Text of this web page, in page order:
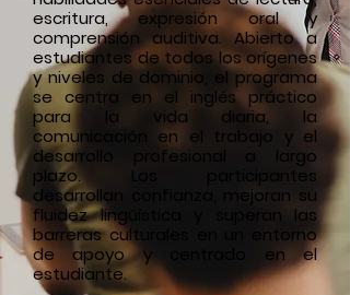
escritura, expresión oral y
comprensión auditiva. Abierto a
estudiantes de todos los orígenes
y niveles de dominio, el programa
se centra en el inglés práctico
para la vida diaria, la
comunicación en el trabajo y el
desarrollo profesional a largo
plazo. Los participantes
desarrollan confianza, mejoran su
fluidez lingüística y superan las
barreras culturales en un entorno
de apoyo y centrado en el
estudiante.